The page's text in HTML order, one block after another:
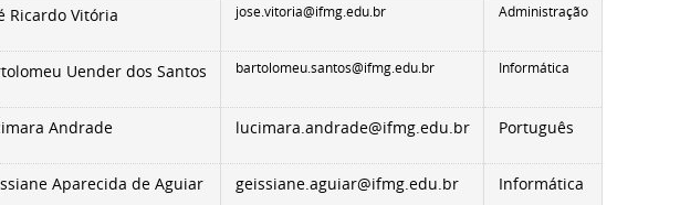
Ricardo Vitória jose.vitoria@ifmg.edu.br Administração
Uender dos Santos bartolomeu.santos@ifmg.edu.br Informática
Andrade lucimara.andrade@ifmg.edu.br Português
Aparecida de Aguiar geissiane.aguiar@ifmg.edu.br Informática